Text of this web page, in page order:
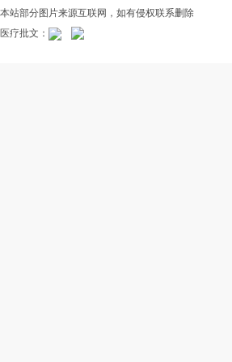
本站部分图片来源互联网，如有侵权联系删除
医疗批文：